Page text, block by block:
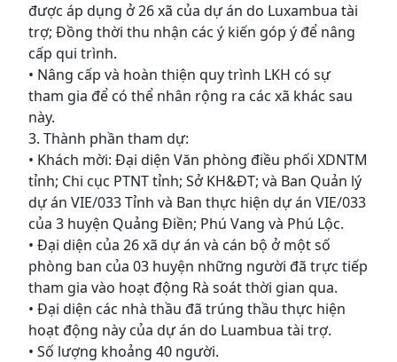
được áp dụng ở 26 xã của dự án do Luxambua tài
trợ; Đồng thời thu nhận các ý kiến góp ý để nâng
cấp qui trình.
• Nâng cấp và hoàn thiện quy trình LKH có sự
tham gia để có thể nhân rộng ra các xã khác sau
này.
3. Thành phần tham dự:
• Khách mời: Đại diện Văn phòng điều phối XDNTM
tỉnh; Chi cục PTNT tỉnh; Sở KH&ĐT; và Ban Quản lý
dự án VIE/033 Tỉnh và Ban thực hiện dự án VIE/033
của 3 huyện Quảng Điền; Phú Vang và Phú Lộc.
• Đại diện của 26 xã dự án và cán bộ ở một số
phòng ban của 03 huyện những người đã trực tiếp
tham gia vào hoạt động Rà soát thời gian qua.
• Đại diện các nhà thầu đã trúng thầu thực hiện
hoạt động này của dự án do Luambua tài trợ.
• Số lượng khoảng 40 người.